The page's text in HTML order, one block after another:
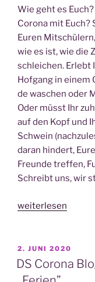
Wie geht es
Coro­na mit Euch?
Euren
wie es ist, wie die
schlei­chen. Erlebt
Hof­gang in einem
de waschen oder
Oder müsst Ihr
auf den Kopf und
Schwein
dar­an hin­dert,
Freun­de tref­fen,
Schreibt uns, wir
„DS
Blog
VI
weiterlesen
VERÖFFENTLICHT
AM
2. JUNI 2020
DS Corona